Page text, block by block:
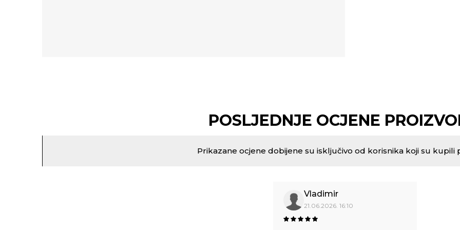
POSLJEDNJE OCJENE
Prikazane ocjene dobijene su isključivo od korisnika koji su kupili
Vladimir
21.06.2026. 16:10